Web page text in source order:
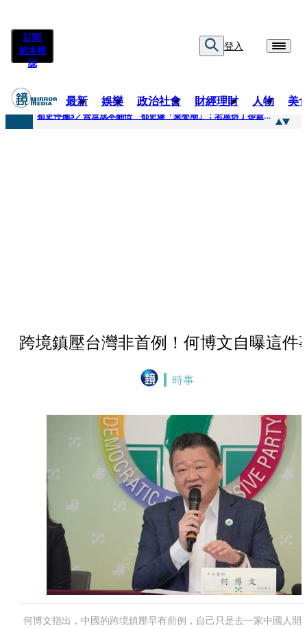
訂閱
紙本雜
誌
登入
最新 娛樂 政治社會 財經理財 人物 美
快訊
都更停擺3／營造成本翻倍 都更爆「棄嬰潮」：老屋拆了卻蓋不下去
跨境鎮壓台灣非首例！何博文自曝這件
時事
何博文指出，中國的跨境鎮壓早有前例，自己只是去一家中國人開